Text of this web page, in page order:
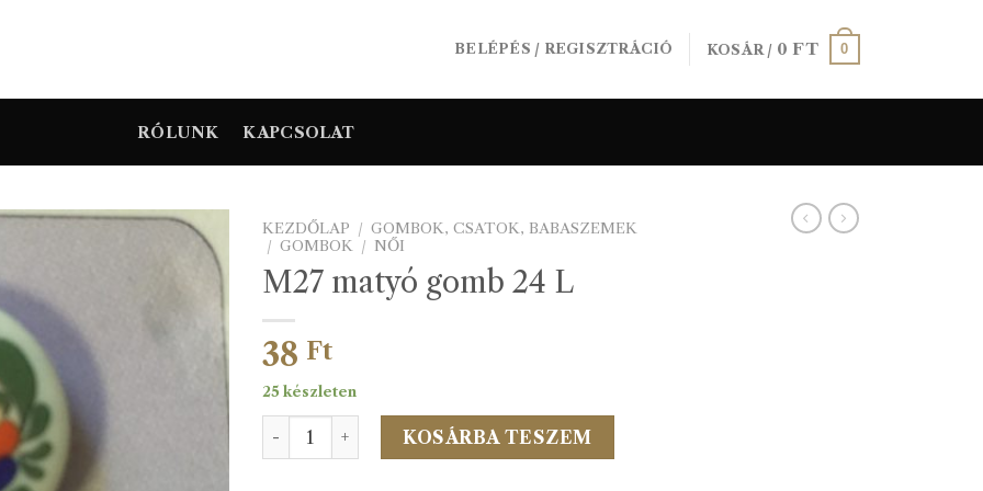
BELÉPÉS / REGISZTRÁCIÓ KOSÁR / 0FT 0
RÓLUNK KAPCSOLAT
KEZDŐLAP / GOMBOK, CSATOK, BABASZEMEK
/ GOMBOK / NŐI
M27 matyó gomb 24 L
38 Ft
25 készleten
M27 matyó gomb 24 L mennyiség
KOSÁRBA TESZEM